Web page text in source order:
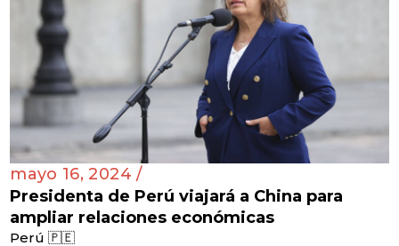
mayo 16, 2024 /
Presidenta de Perú viajará a China para
ampliar relaciones económicas
Perú 🇵🇪